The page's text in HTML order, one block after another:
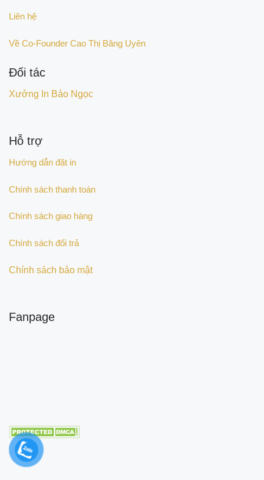
Liên hệ
Về Co-Founder Cao Thị Băng Uyên
Đối tác
Xưởng In Bảo Ngọc
Hỗ trợ
Hướng dẫn đặt in
Chính sách thanh toán
Chính sách giao hàng
Chính sách đổi trả
Chính sách bảo mật
Fanpage